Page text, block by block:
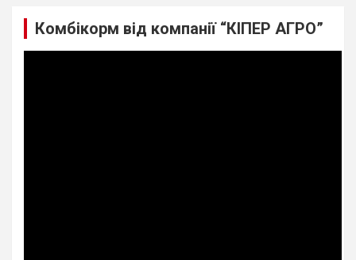
Комбікорм від компанії “КІПЕР АГРО”